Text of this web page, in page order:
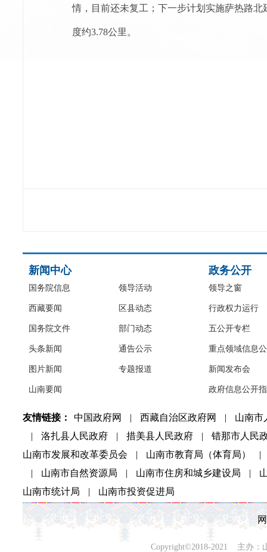
情，目前还未复工；下一步计划实施萨热路
度约3.78公里。
新闻中心
国务院信息
西藏要闻
国务院文件
头条新闻
图片新闻
山南要闻
领导活动
区县动态
部门动态
通告公示
专题报道
政务公开
领导之窗
行政权力运行
五公开专栏
重点领域信息
新闻发布会
政府信息公开
友情链接： 中国政府网 | 西藏自治区政府网 |
山南市
|
洛扎县人民政府 | 措美县人民政府 |
错那市人民
山南市发展和改革委员会
| 山南市教育局（体育局）
|
|
山南市自然资源局 | 山南市住房和城乡建设局 |
山南市统计局
| 山南市投资促进局
Copyright©2018-2021 主办：